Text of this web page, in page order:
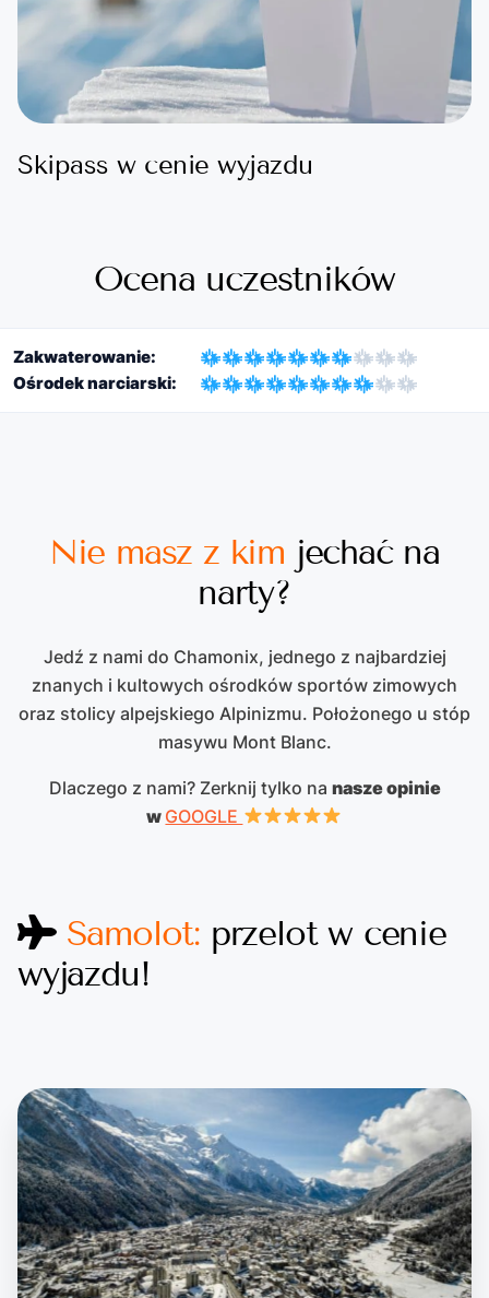
Skipass w cenie wyjazdu
Ocena uczestników
Zakwaterowanie:
Ośrodek narciarski:
Nie masz z kim jechać na
narty?
Jedź z nami do Chamonix, jednego z najbardziej
znanych i kultowych ośrodków sportów zimowych
oraz stolicy alpejskiego Alpinizmu. Położonego u stóp
masywu Mont Blanc.
Dlaczego z nami? Zerknij tylko na nasze opinie
w GOOGLE
Samolot: przelot w cenie
wyjazdu!